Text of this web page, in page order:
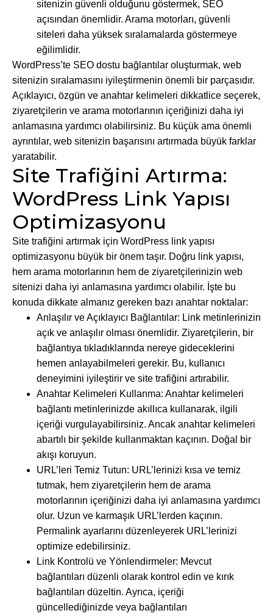
sitenizin güvenli olduğunu göstermek, SEO
açısından önemlidir. Arama motorları, güvenli
siteleri daha yüksek sıralamalarda göstermeye
eğilimlidir.
WordPress’te SEO dostu bağlantılar oluşturmak, web
sitenizin sıralamasını iyileştirmenin önemli bir parçasıdır.
Açıklayıcı, özgün ve anahtar kelimeleri dikkatlice seçerek,
ziyaretçilerin ve arama motorlarının içeriğinizi daha iyi
anlamasına yardımcı olabilirsiniz. Bu küçük ama önemli
ayrıntılar, web sitenizin başarısını artırmada büyük farklar
yaratabilir.
Site Trafiğini Artırma:
WordPress Link Yapısı
Optimizasyonu
Site trafiğini artırmak için WordPress link yapısı
optimizasyonu büyük bir önem taşır. Doğru link yapısı,
hem arama motorlarının hem de ziyaretçilerinizin web
sitenizi daha iyi anlamasına yardımcı olabilir. İşte bu
konuda dikkate almanız gereken bazı anahtar noktalar:
Anlaşılır ve Açıklayıcı Bağlantılar: Link metinlerinizin
açık ve anlaşılır olması önemlidir. Ziyaretçilerin, bir
bağlantıya tıkladıklarında nereye gideceklerini
hemen anlayabilmeleri gerekir. Bu, kullanıcı
deneyimini iyileştirir ve site trafiğini artırabilir.
Anahtar Kelimeleri Kullanma: Anahtar kelimeleri
bağlantı metinlerinizde akıllıca kullanarak, ilgili
içeriği vurgulayabilirsiniz. Ancak anahtar kelimeleri
abartılı bir şekilde kullanmaktan kaçının. Doğal bir
akışı koruyun.
URL’leri Temiz Tutun: URL’lerinizi kısa ve temiz
tutmak, hem ziyaretçilerin hem de arama
motorlarının içeriğinizi daha iyi anlamasına yardımcı
olur. Uzun ve karmaşık URL’lerden kaçının.
Permalink ayarlarını düzenleyerek URL’lerinizi
optimize edebilirsiniz.
Link Kontrolü ve Yönlendirmeler: Mevcut
bağlantıları düzenli olarak kontrol edin ve kırık
bağlantıları düzeltin. Ayrıca, içeriği
güncellediğinizde veya bağlantıları